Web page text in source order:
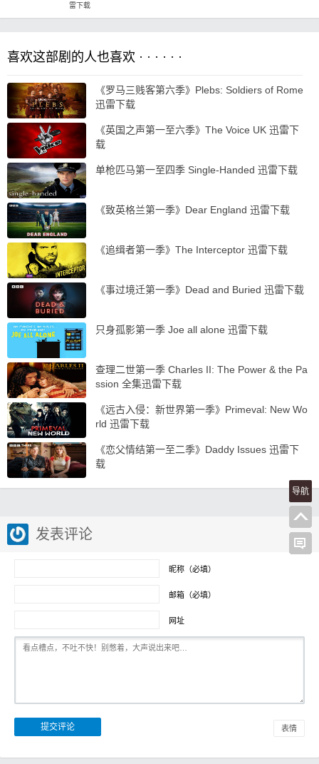
雷下载
喜欢这部剧的人也喜欢 · · · · · ·
《罗马三贱客第六季》Plebs: Soldiers of Rome
迅雷下载
《英国之声第一至六季》The Voice UK 迅雷下
载
单枪匹马第一至四季 Single-Handed 迅雷下载
《致英格兰第一季》Dear England 迅雷下载
《追缉者第一季》The Interceptor 迅雷下载
《事过境迁第一季》Dead and Buried 迅雷下载
只身孤影第一季 Joe all alone 迅雷下载
查理二世第一季 Charles II: The Power & the Pa
ssion 全集迅雷下载
《远古入侵：新世界第一季》Primeval: New Wo
rld 迅雷下载
《恋父情结第一至二季》Daddy Issues 迅雷下
载
发表评论
昵称（必填）
邮箱（必填）
网址
表情
导航